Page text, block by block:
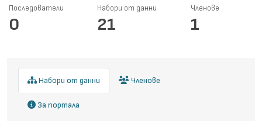
Последователи
0
Набори от данни
21
Членове
1
Набори от данни Членове
За портала